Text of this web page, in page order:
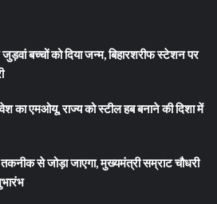
बच्चों को दिया जन्म, बिहारशरीफ स्टेशन पर
का एमओयू, राज्य को स्टील हब बनाने की दिशा में
से जोड़ा जाएगा, मुख्यमंत्री सम्राट चौधरी